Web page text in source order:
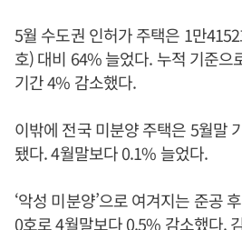
5월 수도권 인허가 주택은 1만
호) 대비 64% 늘었다. 누적 기준으
기간 4% 감소했다.
이밖에 전국 미분양 주택은 5월말
됐다. 4월말보다 0.1% 늘었다.
‘악성 미분양’으로 여겨지는 준공
0호로 4월말보다 0.5% 감소했다.